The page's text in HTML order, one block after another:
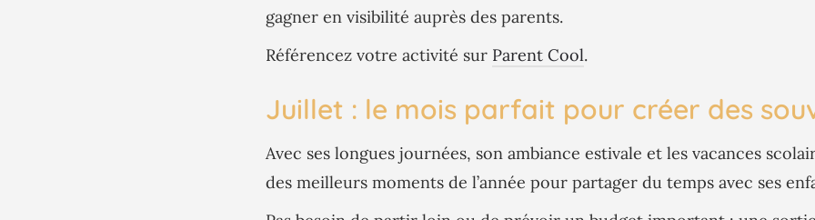
gagner en visibilité auprès des parents.
Référencez votre activité sur Parent Cool.
Juillet : le mois parfait pour créer des
Avec ses longues journées, son ambiance estivale et les vacances
des meilleurs moments de l’année pour partager du temps avec ses